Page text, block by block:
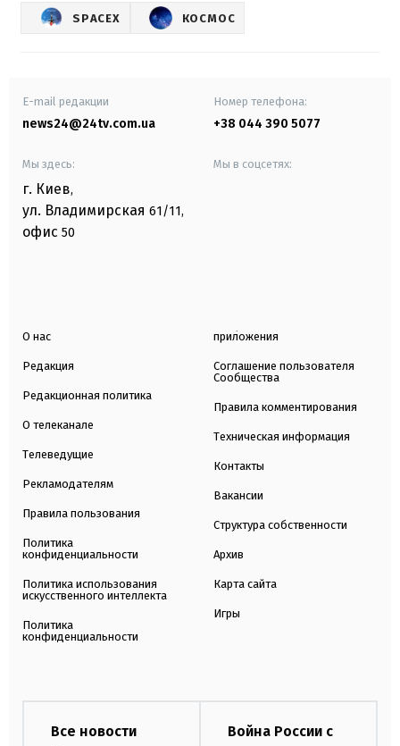
SPACEX КОСМОС
E-mail редакции
news24@24tv.com.ua
Номер телефона:
+38 044 390 5077
Мы здесь:
г. Киев,
ул. Владимирская 61/11,
офис 50
Мы в соцсетях:
О нас
Редакция
Редакционная политика
О телеканале
Телеведущие
Рекламодателям
Правила пользования
Политика
конфиденциальности
Политика использования
искусственного интеллекта
Политика
конфиденциальности
приложения
Соглашение пользователя
Сообщества
Правила комментирования
Техническая информация
Контакты
Вакансии
Структура собственности
Архив
Карта сайта
Игры
Все новости
Война России с